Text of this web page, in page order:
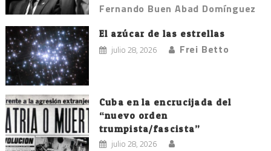
Fernando Buen Abad Domínguez
El azúcar de las estrellas
julio 28, 2026 Frei Betto
Cuba en la encrucijada del
“nuevo orden
trumpista/fascista”
julio 28, 2026